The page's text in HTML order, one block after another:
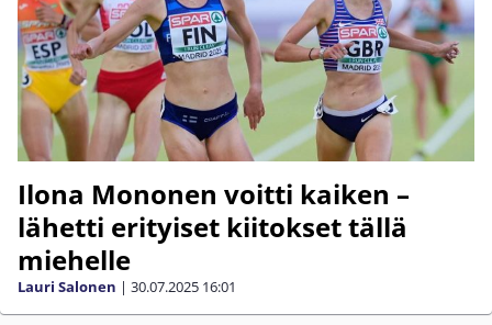
Ilona Mononen voitti kaiken –
lähetti erityiset kiitokset tällä
miehelle
Lauri Salonen | 30.07.2025 16:01